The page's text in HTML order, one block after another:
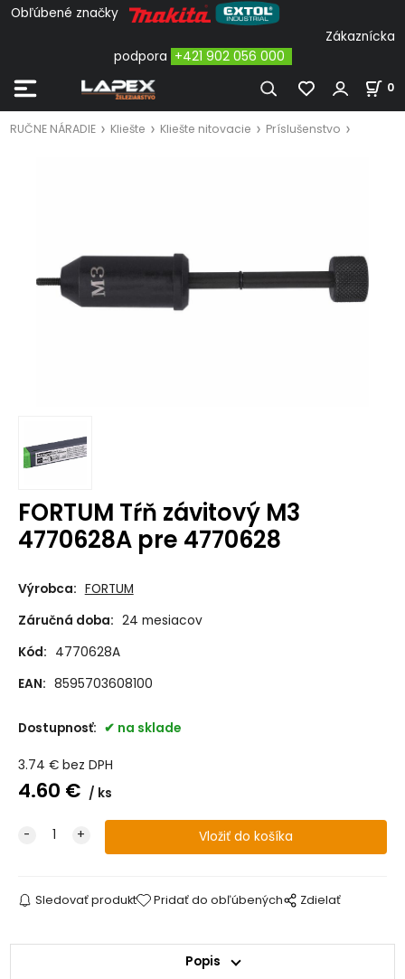
Obľúbené značky
Zákaznícka
podpora +421 902 056 000
0
RUČNE NÁRADIE Kliešte Kliešte nitovacie Príslušenstvo
FORTUM Tŕň závitový M3
4770628A pre 4770628
Výrobca: FORTUM
Záručná doba: 24 mesiacov
Kód: 4770628A
EAN: 8595703608100
Dostupnosť: na sklade
3.74 € bez DPH
4.60 € ks
Sledovať produkt Pridať do obľúbených Zdielať
Popis